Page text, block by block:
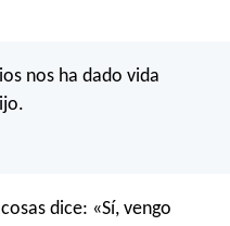
nos ha dado vida
dice: «Sí, vengo